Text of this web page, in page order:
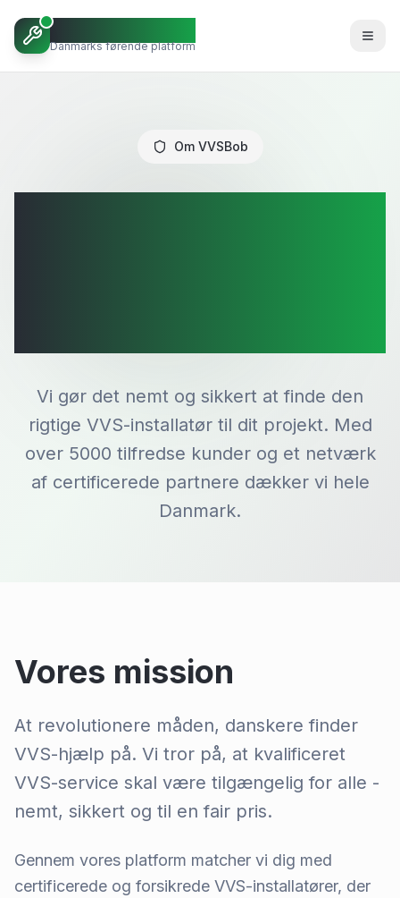
VVSBob
Danmarks førende platform
Om VVSBob
Vi gør det nemt og sikkert at finde den
rigtige VVS-installatør til dit projekt. Med
over 5000 tilfredse kunder og et netværk
af certificerede partnere dækker vi hele
Danmark.
Vores mission
At revolutionere måden, danskere finder
VVS-hjælp på. Vi tror på, at kvalificeret
VVS-service skal være tilgængelig for alle -
nemt, sikkert og til en fair pris.
Gennem vores platform matcher vi dig med
certificerede og forsikrede VVS-installatører, der